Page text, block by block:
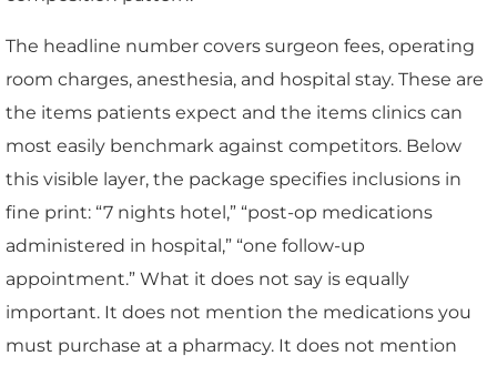
The headline number covers surgeon fees, operating
room charges, anesthesia, and hospital stay. These are
the items patients expect and the items clinics can
most easily benchmark against competitors. Below
this visible layer, the package specifies inclusions in
fine print: “7 nights hotel,” “post-op medications
administered in hospital,” “one follow-up
appointment.” What it does not say is equally
important. It does not mention the medications you
must purchase at a pharmacy. It does not mention